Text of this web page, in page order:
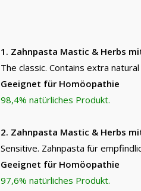
1. Zahnpasta Mastic & Herbs
The classic. Contains extra
Geeignet für Homöopathie
98,4% natürliches Produkt.
2. Zahnpasta Mastic & Herbs
Sensitive. Zahnpasta für
Geeignet für Homöopathie
97,6% natürliches Produkt.